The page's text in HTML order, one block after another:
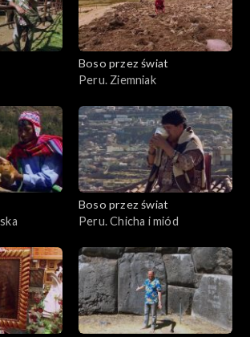
Boso przez świat
Peru. Ziemniak
Boso przez świat
Peru. Chicha i miód